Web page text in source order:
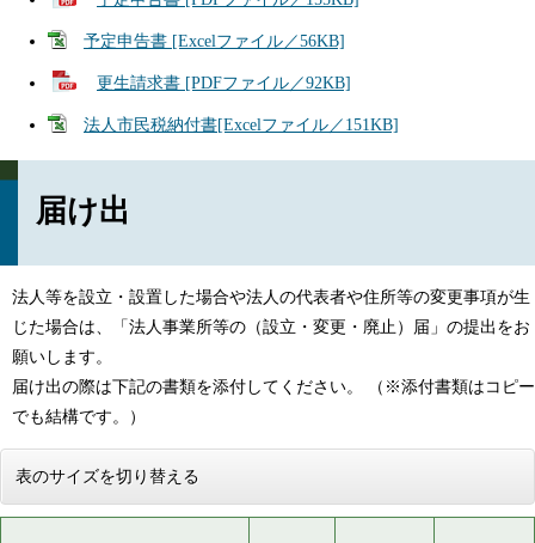
予定申告書 [Excelファイル／56KB]
更生請求書 [PDFファイル／92KB]
法人市民税納付書[Excelファイル／151KB]
届け出
法人等を設立・設置した場合や法人の代表者や住所等の変更事項が生
じた場合は、「法人事業所等の（設立・変更・廃止）届」の提出をお
願いします。
届け出の際は下記の書類を添付してください。 （※添付書類はコピー
でも結構です。）
表のサイズを切り替える